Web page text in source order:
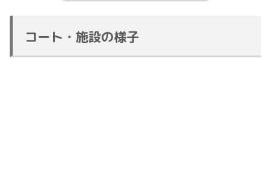
コート・施設の様子